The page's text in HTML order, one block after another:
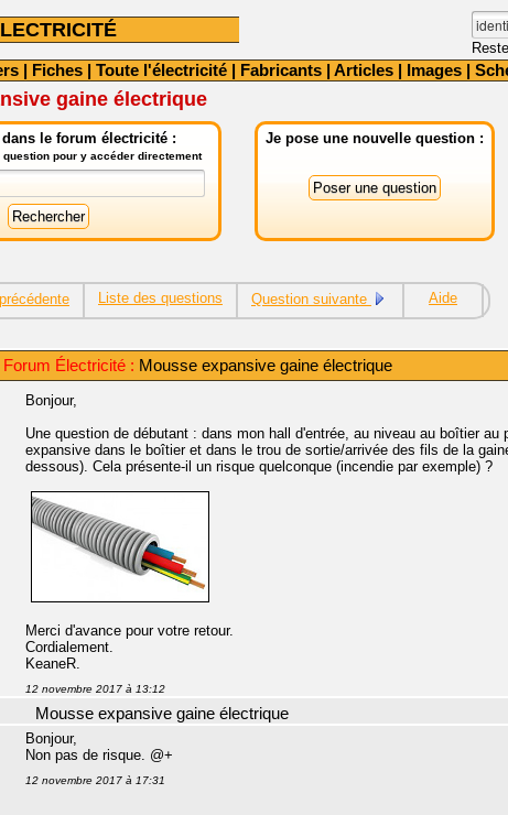
| Fiches | Toute l'électricité | Fabricants | Articles | Images |
gaine électrique
dans le forum électricité :
question pour y accéder directement
Je pose une nouvelle question :
Liste des questions Question suivante Aide
Électricité : Mousse expansive gaine électrique
Bonjour,
Une question de débutant : dans mon hall d'entrée, au niveau au boîtier
expansive dans le boîtier et dans le trou de sortie/arrivée des fils de la
dessous). Cela présente-il un risque quelconque (incendie par exemple) ?
Merci d'avance pour votre retour.
Cordialement.
KeaneR.
12 novembre 2017 à 13:12
Mousse expansive gaine électrique
Bonjour,
Non pas de risque. @+
12 novembre 2017 à 17:31